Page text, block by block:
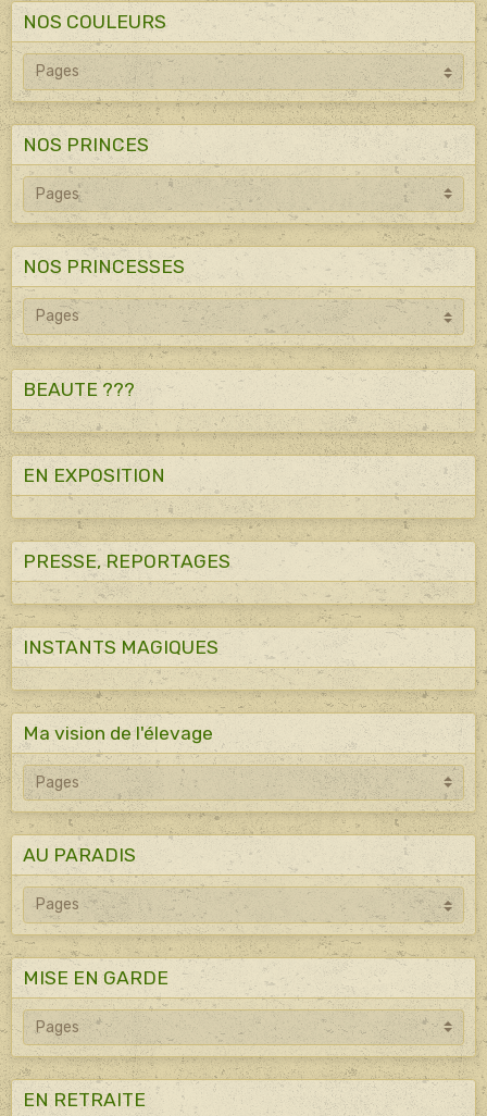
NOS COULEURS
NOS PRINCES
NOS PRINCESSES
BEAUTE ???
EN EXPOSITION
PRESSE, REPORTAGES
INSTANTS MAGIQUES
Ma vision de l'élevage
AU PARADIS
MISE EN GARDE
EN RETRAITE